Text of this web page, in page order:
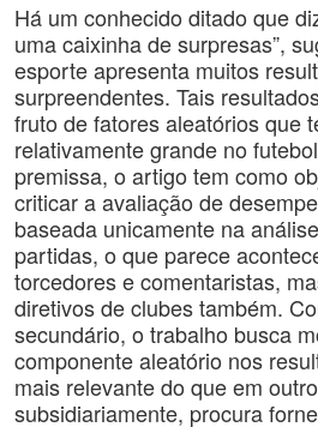
Há um conhecido ditado que
uma caixinha de surpresas”,
esporte apresenta muitos
surpreendentes. Tais
fruto de fatores aleatórios que
relativamente grande no
premissa, o artigo tem como
criticar a avaliação de
baseada unicamente na
partidas, o que parece
torcedores e comentaristas,
diretivos de clubes também.
secundário, o trabalho busca
componente aleatório nos
mais relevante do que em
subsidiariamente, procura